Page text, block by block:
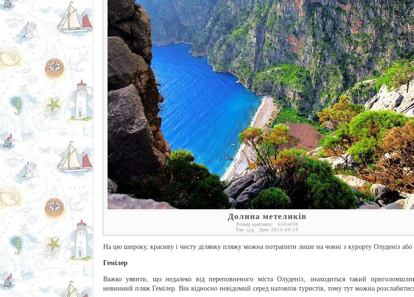
Долина метеликів
Розмір оригіналу: 650x438
Тип: jpg Дата: 2014-09-10
На цю широку, красиву і чисту ділянку пляжу можна потрапити лише на човні з курорту Олуденіз або
Гемілер
Важко уявити, що недалеко від переповненого міста Олуденіз, знаходиться такий
невинний пляж Гемілер. Він відносно невідомий серед натовпів туристів, тому тут можна